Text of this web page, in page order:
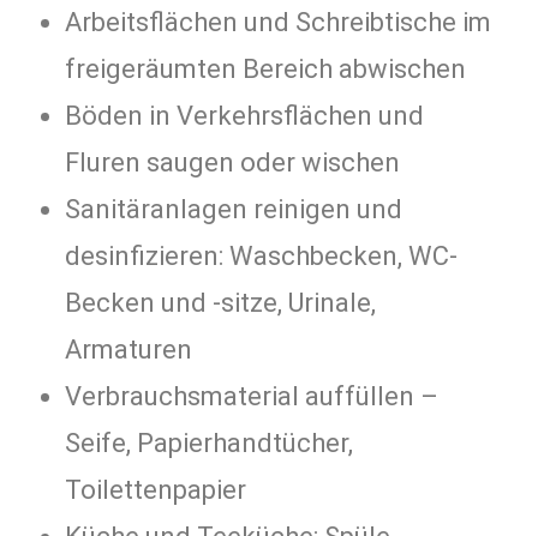
Arbeitsflächen und Schreibtische im
freigeräumten Bereich abwischen
Böden in Verkehrsflächen und
Fluren saugen oder wischen
Sanitäranlagen reinigen und
desinfizieren: Waschbecken, WC-
Becken und -sitze, Urinale,
Armaturen
Verbrauchsmaterial auffüllen –
Seife, Papierhandtücher,
Toilettenpapier